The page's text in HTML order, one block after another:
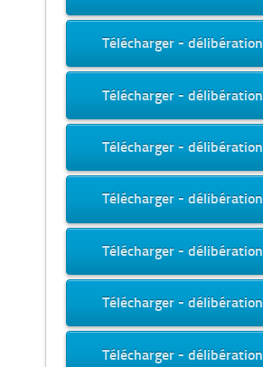
Télécharger -
Télécharger -
Télécharger -
Télécharger -
Télécharger -
Télécharger -
Télécharger -